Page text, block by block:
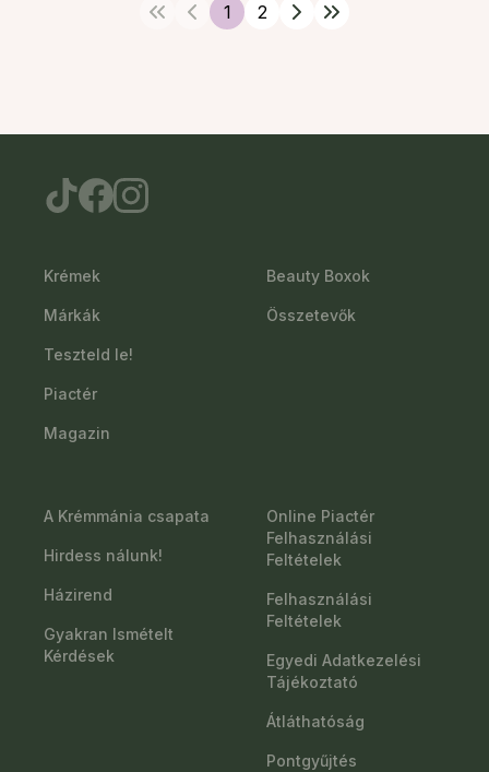
1 2
Krémek
Márkák
Teszteld le!
Piactér
Magazin
Beauty Boxok
Összetevők
A Krémmánia csapata
Hirdess nálunk!
Házirend
Gyakran Ismételt
Kérdések
Online Piactér
Felhasználási
Feltételek
Felhasználási
Feltételek
Egyedi Adatkezelési
Tájékoztató
Átláthatóság
Pontgyűjtés